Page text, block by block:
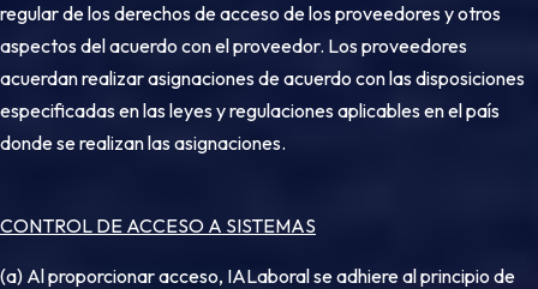
regular de los derechos de acceso de los proveedores y otros
aspectos del acuerdo con el proveedor. Los proveedores
acuerdan realizar asignaciones de acuerdo con las disposiciones
especificadas en las leyes y regulaciones aplicables en el país
donde se realizan las asignaciones.
CONTROL DE ACCESO A SISTEMAS
(a) Al proporcionar acceso, IALaboral se adhiere al principio de